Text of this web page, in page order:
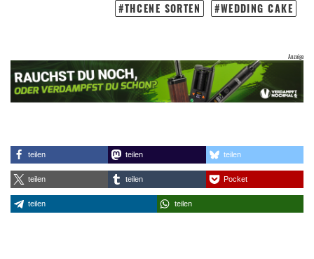
THCENE SORTEN
WEDDING CAKE
teilen teilen teilen
teilen teilen Pocket
teilen teilen